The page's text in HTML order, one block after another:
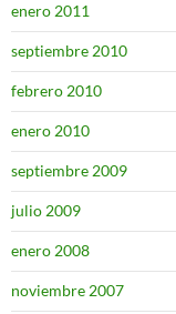
enero 2011
septiembre 2010
febrero 2010
enero 2010
septiembre 2009
julio 2009
enero 2008
noviembre 2007